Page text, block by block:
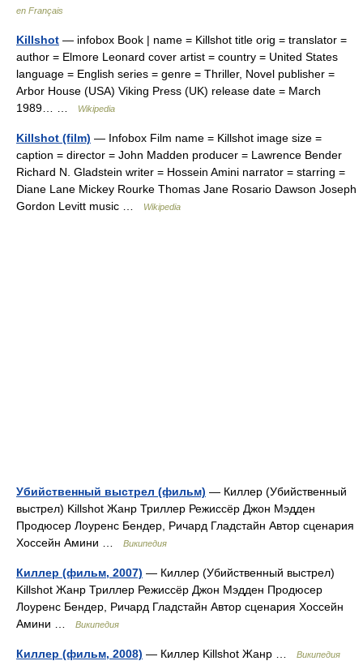
en Français
Killshot — infobox Book | name = Killshot title orig = translator =
author = Elmore Leonard cover artist = country = United States
language = English series = genre = Thriller, Novel publisher =
Arbor House (USA) Viking Press (UK) release date = March
1989… …
Wikipedia
Killshot (film) — Infobox Film name = Killshot image size =
caption = director = John Madden producer = Lawrence Bender
Richard N. Gladstein writer = Hossein Amini narrator = starring =
Diane Lane Mickey Rourke Thomas Jane Rosario Dawson Joseph
Gordon Levitt music …
Wikipedia
Убийственный выстрел (фильм) — Киллер (Убийственный
выстрел) Killshot Жанр Триллер Режиссёр Джон Мэдден
Продюсер Лоуренс Бендер, Ричард Гладстайн Автор сценария
Хоссейн Амини …
Википедия
Киллер (фильм, 2007) — Киллер (Убийственный выстрел)
Killshot Жанр Триллер Режиссёр Джон Мэдден Продюсер
Лоуренс Бендер, Ричард Гладстайн Автор сценария Хоссейн
Амини …
Википедия
Киллер (фильм, 2008) — Киллер Killshot Жанр … Википедия